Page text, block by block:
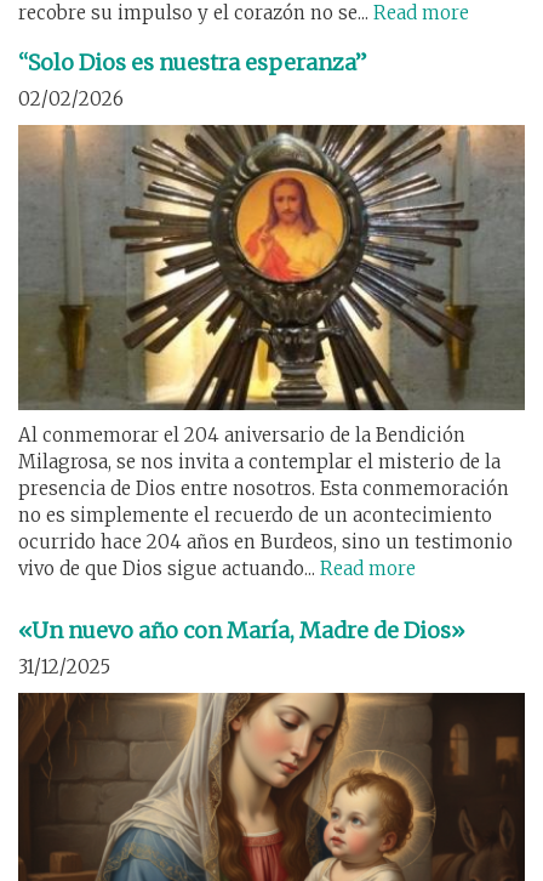
recobre su impulso y el corazón no se... Read more
“Solo Dios es nuestra esperanza”
02/02/2026
Al conmemorar el 204 aniversario de la Bendición
Milagrosa, se nos invita a contemplar el misterio de la
presencia de Dios entre nosotros. Esta conmemoración
no es simplemente el recuerdo de un acontecimiento
ocurrido hace 204 años en Burdeos, sino un testimonio
vivo de que Dios sigue actuando... Read more
«Un nuevo año con María, Madre de Dios»
31/12/2025